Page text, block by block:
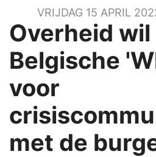
VRIJDAG 15 APRIL
Overheid wil
Belgische
voor
met de